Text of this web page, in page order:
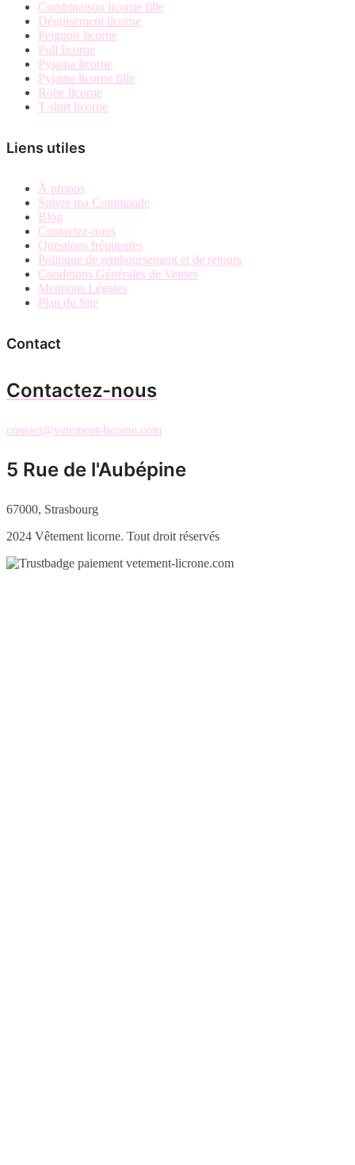
Combinaison licorne fille
Déguisement licorne
Peignoir licorne
Pull licorne
Pyjama licorne
Pyjama licorne fille
Robe licorne
T shirt licorne
Liens utiles
À propos
Suivre ma Commande
Blog
Contactez-nous
Questions fréquentes
Politique de remboursement et de retours
Conditions Générales de Ventes
Mentions Légales
Plan du Site
Contact
Contactez-nous
contact@vetement-licorne.com
5 Rue de l'Aubépine
67000, Strasbourg
2024 Vêtement licorne. Tout droit réservés